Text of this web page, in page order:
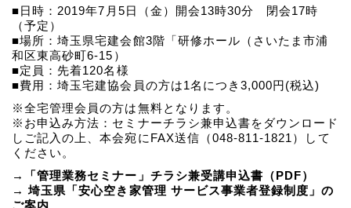
■日時：2019年7月5日（金）開会13時30分 閉会17時
（予定）
■場所：埼玉県宅建会館3階「研修ホール（さいたま市浦
和区東高砂町6-15）
■定員：先着120名様
■費用：埼玉宅建協会員の方は1名につき3,000円(税込)
※全宅管理会員の方は無料となります。
※お申込み方法：セミナーチラシ兼申込書をダウンロード
しご記入の上、本会宛にFAX送信（048-811-1821）して
ください。
→「管理業務セミナー」チラシ兼受講申込書（PDF）
→ 埼玉県「安心空き家管理 サービス事業者登録制度」の